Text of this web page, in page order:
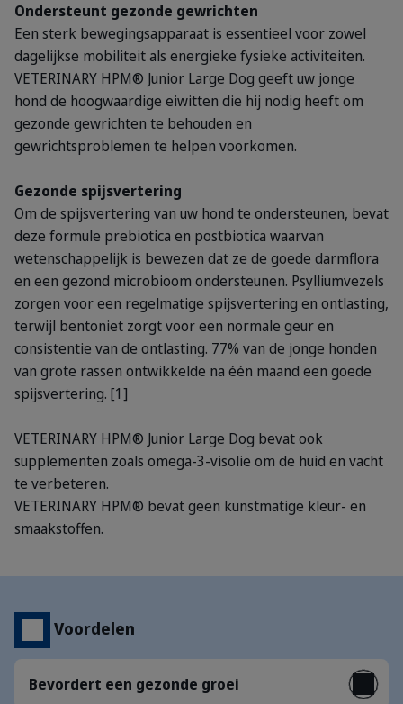
Ondersteunt gezonde gewrichten
Een sterk bewegingsapparaat is essentieel voor zowel
dagelijkse mobiliteit als energieke fysieke activiteiten.
VETERINARY HPM® Junior Large Dog geeft uw jonge
hond de hoogwaardige eiwitten die hij nodig heeft om
gezonde gewrichten te behouden en
gewrichtsproblemen te helpen voorkomen.
Gezonde spijsvertering
Om de spijsvertering van uw hond te ondersteunen, bevat
deze formule prebiotica en postbiotica waarvan
wetenschappelijk is bewezen dat ze de goede darmflora
en een gezond microbioom ondersteunen. Psylliumvezels
zorgen voor een regelmatige spijsvertering en ontlasting,
terwijl bentoniet zorgt voor een normale geur en
consistentie van de ontlasting. 77% van de jonge honden
van grote rassen ontwikkelde na één maand een goede
spijsvertering. [1]
VETERINARY HPM® Junior Large Dog bevat ook
supplementen zoals omega-3-visolie om de huid en vacht
te verbeteren.
VETERINARY HPM® bevat geen kunstmatige kleur- en
smaakstoffen.
Voordelen
Bevordert een gezonde groei